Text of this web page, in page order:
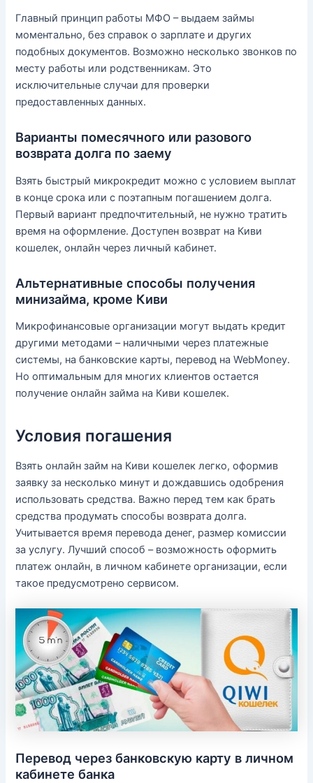
Главный принцип работы МФО – выдаем займы
моментально, без справок о зарплате и других
подобных документов. Возможно несколько звонков по
месту работы или родственникам. Это
исключительные случаи для проверки
предоставленных данных.
Варианты помесячного или разового
возврата долга по заему
Взять быстрый микрокредит можно с условием выплат
в конце срока или с поэтапным погашением долга.
Первый вариант предпочтительный, не нужно тратить
время на оформление. Доступен возврат на Киви
кошелек, онлайн через личный кабинет.
Альтернативные способы получения
минизайма, кроме Киви
Микрофинансовые организации могут выдать кредит
другими методами – наличными через платежные
системы, на банковские карты, перевод на WebMoney.
Но оптимальным для многих клиентов остается
получение онлайн займа на Киви кошелек.
Условия погашения
Взять онлайн займ на Киви кошелек легко, оформив
заявку за несколько минут и дождавшись одобрения
использовать средства. Важно перед тем как брать
средства продумать способы возврата долга.
Учитывается время перевода денег, размер комиссии
за услугу. Лучший способ – возможность оформить
платеж онлайн, в личном кабинете организации, если
такое предусмотрено сервисом.
Перевод через банковскую карту в личном
кабинете банка